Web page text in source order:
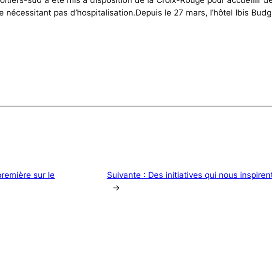
pas d’hospitalisation.Depuis le 27 mars, l’hôtel Ibis
sur le
Suivante : Des initiatives qui nous
→